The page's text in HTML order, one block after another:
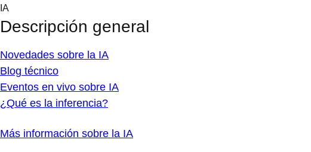
Skip
content
IA
Descripción general
Novedades sobre la IA
Blog técnico
Eventos en vivo sobre IA
¿Qué es la inferencia?
Más información sobre la IA